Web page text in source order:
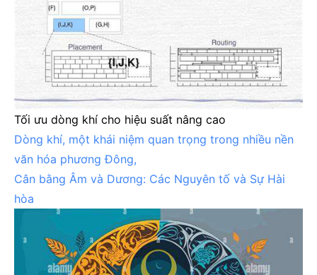
Tối ưu dòng khí cho hiệu suất nâng cao
Dòng khí, một khái niệm quan trọng trong nhiều nền
văn hóa phương Đông,
Cân bằng Âm và Dương: Các Nguyên tố và Sự Hài
hòa